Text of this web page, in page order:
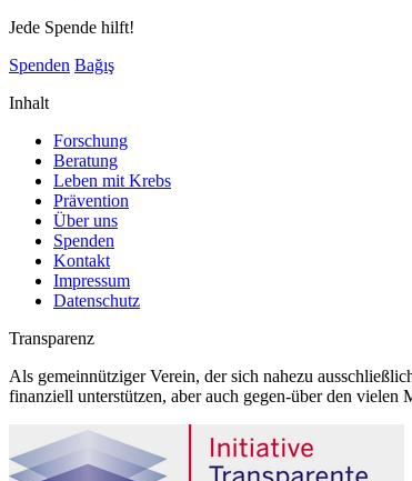
Jede Spende hilft!
Spenden Bağış
Inhalt
Forschung
Beratung
Leben mit Krebs
Prävention
Über uns
Spenden
Kontakt
Impressum
Datenschutz
Transparenz
Als gemeinnütziger Verein, der sich nahezu
finanziell unterstützen, aber auch gegen-über den vielen